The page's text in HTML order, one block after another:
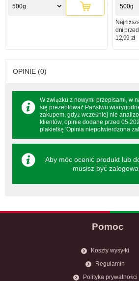
500g 500g
dni
12,99 zł
OPINIE (0)
W związku z nowymi przepisami, w
się prezentować Państwu
zakupem, gdyż wcześniej nie
klientów, opinie dodane przed
plakietkę 'Opinia niepotwierdzona
Aby móc ocenić produkt lub
musisz być
Pomoc
Koszty wysyłki
Regulamin
Polityka prywatności